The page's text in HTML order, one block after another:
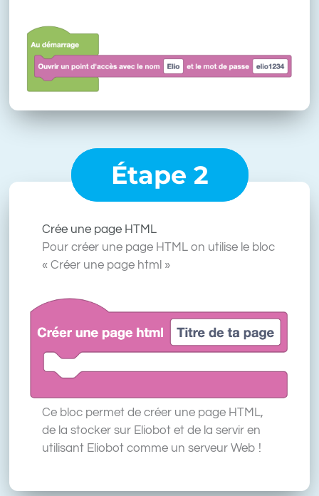
Étape 2
Crée une page HTML
Pour créer une page HTML on utilise le bloc
« Créer une page html »
Ce bloc permet de créer une page HTML,
de la stocker sur Eliobot et de la servir en
utilisant Eliobot comme un serveur Web !